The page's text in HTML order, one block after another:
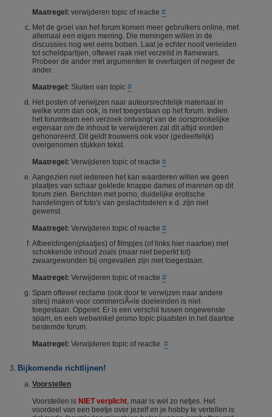
Maatregel: verwijderen topic of reactie #
Met de groei van het forum komen meer gebruikers online, met
allemaal een eigen mening. Die meningen willen in de
discussies nog wel eens botsen. Laat je echter nooit verleiden
tot scheldpartijen, oftewel raak niet verzeild in flamewars.
Probeer de ander met argumenten te overtuigen of negeer de
ander.
Maatregel: Sluiten van topic #
Het posten of verwijzen naar auteursrechtelijk materiaal in
welke vorm dan ook, is niet toegestaan op het forum. Indien
het forumteam een verzoek ontvangt van de oorspronkelijke
eigenaar om de inhoud te verwijderen zal dit altijd worden
gehonoreerd. Dit geldt trouwens ook voor (gedeeltelijk)
overgenomen stukken tekst.
Maatregel: Verwijderen topic of reactie #
Aangezien niet iedereen het kan waarderen willen we geen
plaatjes van schaar geklede knappe dames of mannen op dit
forum zien. Berichten met porno, duidelijke erotische
handelingen of foto's van geslachtsdelen e.d. zijn niet
gewenst.
Maatregel: Verwijderen topic of reactie #
Afbeeldingen(plaatjes) of filmpjes (of links hier naartoe) met
schokkende inhoud zoals (maar niet beperkt tot)
zwaargewonden bij ongevallen zijn niet toegestaan.
Maatregel: Verwijderen topic of reactie #
Spam oftewel reclame (ook door te verwijzen naar andere
sites) maken voor commerciÃ«le doeleinden is niet
toegestaan. Opgelet: Er is een verschil tussen ongewenste
spam, en een webwinkel promo topic plaatsten in het daartoe
bestemde forum.
Maatregel: Verwijderen topic of reactie. #
Bijkomende richtlijnen!
Voorstellen
Voorstellen is NIET verplicht , maar is wel zo netjes. Het
voordeel van een beetje over jezelf en je hobby te vertellen is